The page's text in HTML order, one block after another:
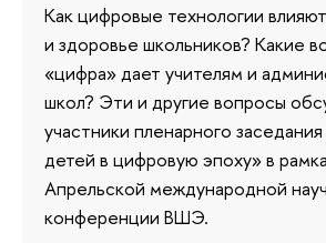
Как цифровые технологии
и здоровье школьников? Какие
«цифра» дает учителям и
школ? Эти и другие вопросы
участники пленарного
детей в цифровую эпоху» в
Апрельской международной
конференции ВШЭ.